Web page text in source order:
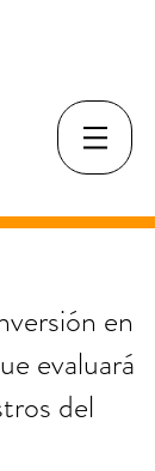
en
evaluará
del